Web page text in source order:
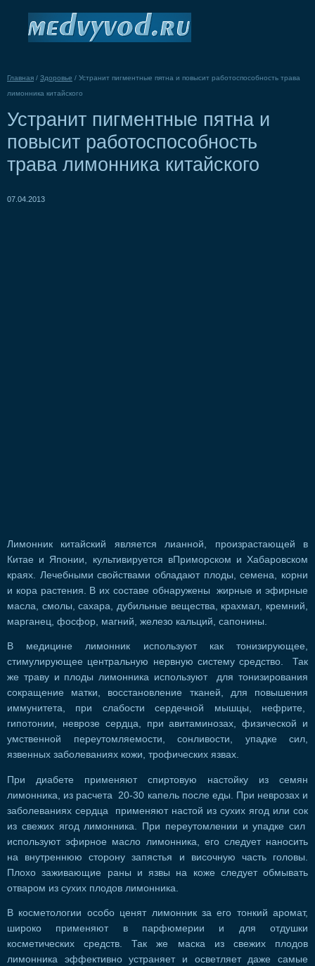
Главная / Здоровье / Устранит пигментные пятна и повысит работоспособность трава
лимонника китайского
Устранит пигментные пятна и
повысит работоспособность
трава лимонника китайского
07.04.2013
Лимонник китайский является лианной, произрастающей в
Китае и Японии, культивируется вПриморском и Хабаровском
краях. Лечебными свойствами обладают плоды, семена, корни
и кора растения. В их составе обнаружены жирные и эфирные
масла, смолы, сахара, дубильные вещества, крахмал, кремний,
марганец, фосфор, магний, железо кальций, сапонины.
В медицине лимонник используют как тонизирующее,
стимулирующее центральную нервную систему средство. Так
же траву и плоды лимонника используют для тонизирования
сокращение матки, восстановление тканей, для повышения
иммунитета, при слабости сердечной мышцы, нефрите,
гипотонии, неврозе сердца, при авитаминозах, физической и
умственной переутомляемости, сонливости, упадке сил,
язвенных заболеваниях кожи, трофических язвах.
При диабете применяют спиртовую настойку из семян
лимонника, из расчета 20-30 капель после еды. При неврозах и
заболеваниях сердца применяют настой из сухих ягод или сок
из свежих ягод лимонника. При переутомлении и упадке сил
используют эфирное масло лимонника, его следует наносить
на внутреннюю сторону запястья и височную часть головы.
Плохо заживающие раны и язвы на коже следует обмывать
отваром из сухих плодов лимонника.
В косметологии особо ценят лимонник за его тонкий аромат,
широко применяют в парфюмерии и для отдушки
косметических средств. Так же маска из свежих плодов
лимонника эффективно устраняет и осветляет даже самые